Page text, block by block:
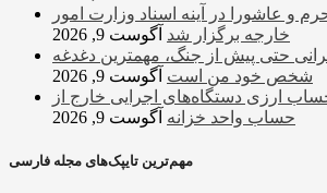
و عاشورا در آینه اسناد وزارت امور
خارجه برگزار شد آگوست 9, 2026
حتی پیش از جنگ، مهمترین دغدغه
شخص خود من است آگوست 9, 2026
فقره حساب ارزی دستگاه‌های اجرایی خارج از
حساب واحد خزانه آگوست 9, 2026
مهم‌ترین تایپک‌های مجله فارسی